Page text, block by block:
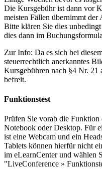
Die Kursgebühr ist dann vor
meisten Fällen übernimmt
Bitte klären Sie dies
dies dann im
Zur Info: Da es sich bei
steuerrechtlich anerkanntes
Kursgebühren nach §4 Nr. 21
befreit.
Funktionstest
Prüfen Sie vorab die
Notebook oder Desktop. Für
ist eine Webcam und ein
Tablets können hierfür nicht
im eLearnCenter und wählen
"LiveConference »